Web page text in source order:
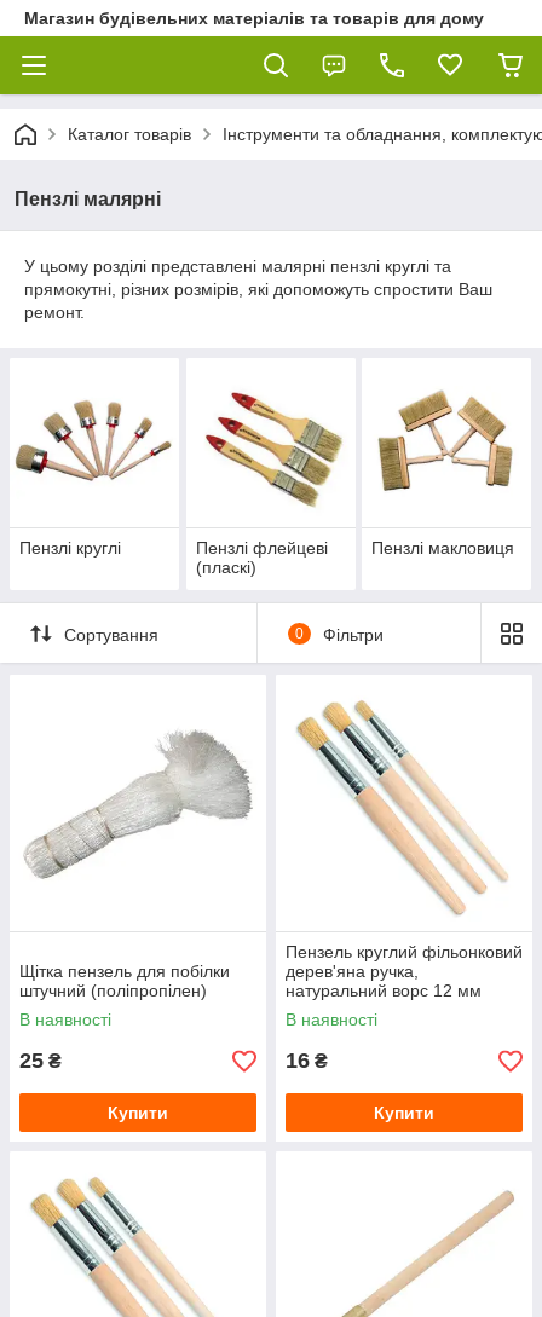
Магазин будівельних матеріалів та товарів для дому
Каталог товарів Інструменти та обладнання,
Пензлі малярні
У цьому розділі представлені малярні пензлі круглі та
прямокутні, різних розмірів, які допоможуть спростити Ваш
ремонт.
Пензлі круглі
Пензлі флейцеві
(пласкі)
Пензлі макловиця
Сортування 0 Фільтри
Щітка пензель для побілки
штучний (поліпропілен)
В наявності
25 ₴
Купити
Пензель круглий фільонковий
дерев'яна ручка,
натуральний ворс 12 мм
В наявності
16 ₴
Купити